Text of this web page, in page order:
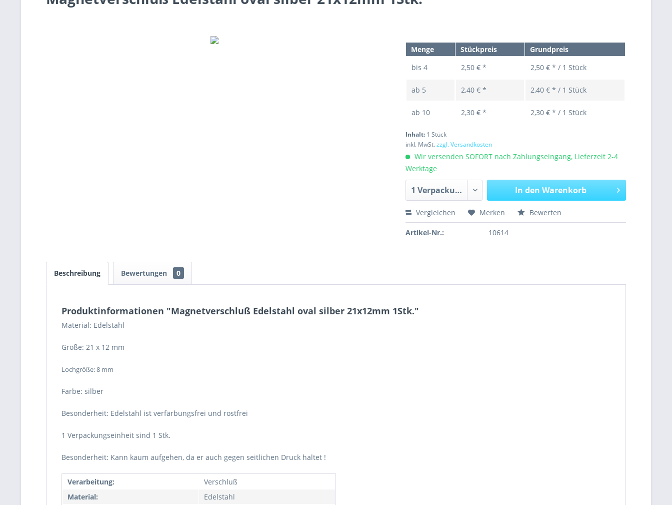
Menge Stückpreis
Grundpreis
bis4 2,50 € * 2,50 € * / 1 Stück
ab 5 2,40 € * 2,40 € * / 1 Stück
ab 10 2,30 € * 2,30 € * / 1 Stück
Inhalt: 1 Stück
inkl. MwSt.zzgl. Versandkosten
Wir versenden SOFORT nach Zahlungseingang, Lieferzeit 2-4
Werktage
In den Warenkorb
Vergleichen Merken Bewerten
Artikel-Nr.: 10614
Beschreibung Bewertungen 0
Produktinformationen "Magnetverschluß Edelstahl oval silber 21x12mm 1Stk."
Material: Edelstahl
Größe: 21 x 12 mm
Lochgröße: 8 mm
Farbe: silber
Besonderheit: Edelstahl ist verfärbungsfrei und rostfrei
1 Verpackungseinheit sind 1 Stk.
Besonderheit: Kann kaum aufgehen, da er auch gegen seitlichen Druck haltet !
Verarbeitung:
Verschluß
Material:
Edelstahl